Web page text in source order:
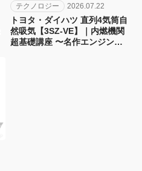
テクノロジー 2026.07.22
トヨタ・ダイハツ 直列4気筒自
然吸気【3SZ-VE】｜内燃機関
超基礎講座 〜名作エンジン図